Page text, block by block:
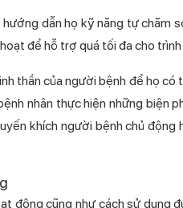
dẫn họ kỹ năng tự chăm
để hỗ trợ quá tối đa cho trình
thần của người bệnh để họ
nhân thực hiện những biện
khích người bệnh chủ động
động cũng như cách sử dụng